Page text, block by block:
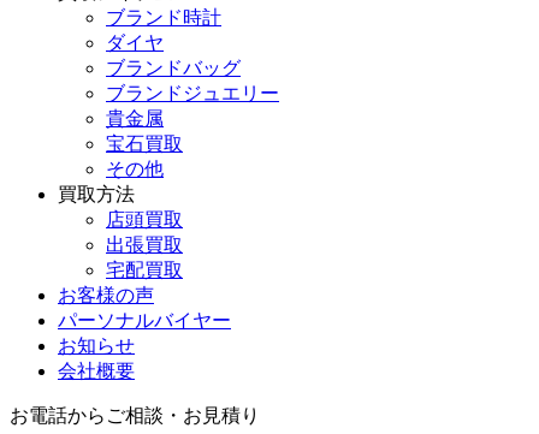
ブランド時計
ダイヤ
ブランドバッグ
ブランドジュエリー
貴金属
宝石買取
その他
買取方法
店頭買取
出張買取
宅配買取
お客様の声
パーソナルバイヤー
お知らせ
会社概要
お電話からご相談・お見積り